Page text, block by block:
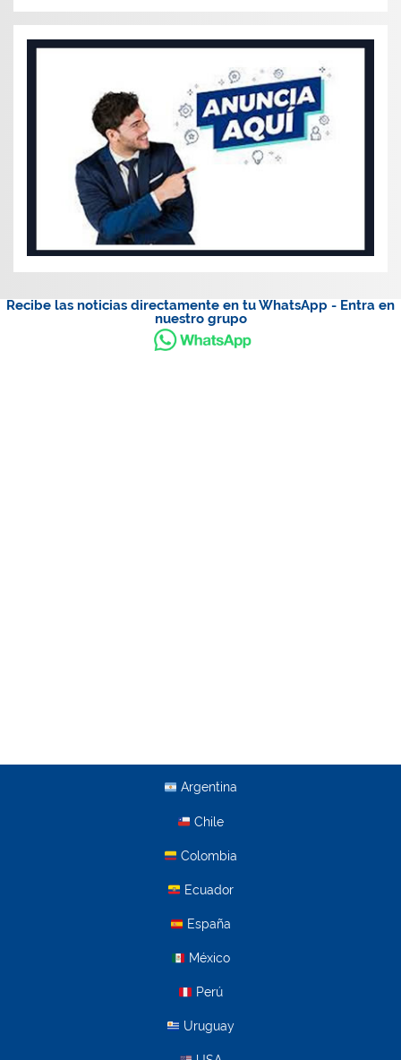
Recibe las noticias directamente en tu WhatsApp - Entra en
nuestro grupo
Argentina
Chile
Colombia
Ecuador
España
México
Perú
Uruguay